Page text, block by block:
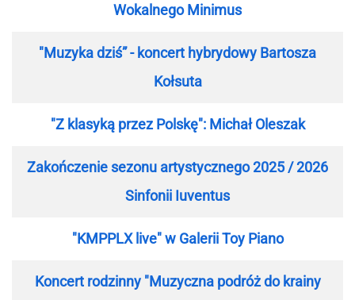
Wokalnego Minimus
"Muzyka dziś” - koncert hybrydowy Bartosza
Kołsuta
"Z klasyką przez Polskę": Michał Oleszak
Zakończenie sezonu artystycznego 2025 / 2026
Sinfonii Iuventus
"KMPPLX live" w Galerii Toy Piano
Koncert rodzinny "Muzyczna podróż do krainy